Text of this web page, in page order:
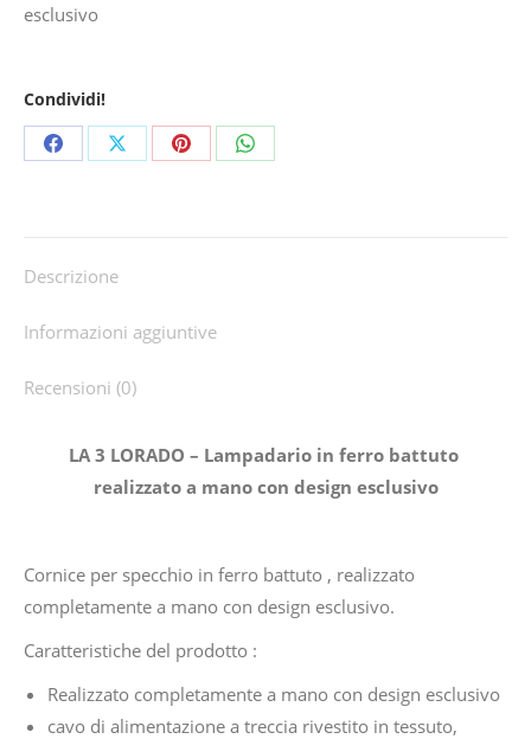
esclusivo
Condividi!
Share Share Share Share
Descrizione
Informazioni aggiuntive
Recensioni (0)
LA 3 LORADO – Lampadario in ferro battuto
realizzato a mano con design esclusivo
Cornice per specchio in ferro battuto , realizzato
completamente a mano con design esclusivo.
Caratteristiche del prodotto :
Realizzato completamente a mano con design esclusivo
cavo di alimentazione a treccia rivestito in tessuto,